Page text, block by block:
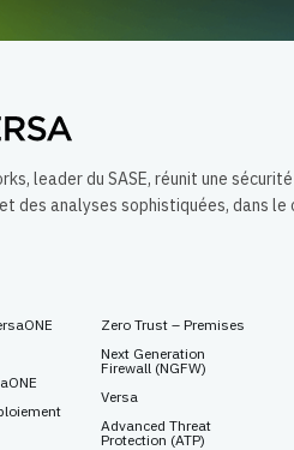
leader du SASE, réunit une
des analyses sophistiquées, dans le
Zero Trust – Premises
Next Generation
Firewall (NGFW)
Versa
Advanced Threat
Protection (ATP)